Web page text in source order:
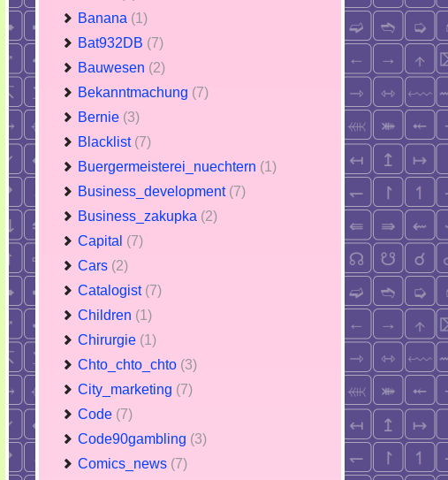
Banana (1)
Bat932DB (7)
Bauwesen (2)
Bekanntmachung (7)
Bernie (3)
Blacklist (7)
Buergermeisterei_nuechtern (1)
Business_development (7)
Business_zakupka (2)
Capital (7)
Cars (2)
Catalogist (7)
Children (1)
Chirurgie (1)
Chto_chto_chto (3)
City_marketing (7)
Code (7)
Code90gambling (3)
Comics_news (7)